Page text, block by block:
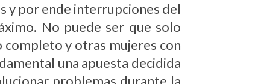
y por ende interrupciones del
No puede ser que solo
completo y otras mujeres con
una apuesta decidida